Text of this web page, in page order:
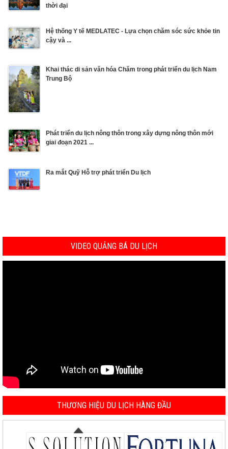
thời đại
Hệ thống Y tế MEDLATEC - Lựa chọn chăm sóc sức khỏe tin
cậy và ...
Khai thác di sản văn hóa Chăm trong phát triển du lịch Nam
Trung Bộ
Phát triển du lịch nông thôn trong xây dựng nông thôn mới
giai đoạn 2021 ...
Ra mắt Quỹ Hỗ trợ phát triển Du lịch
VIDEO QUẢNG BÁ DU LỊCH
THƯƠNG HIỆU DU LỊCH HÀNG ĐẦU